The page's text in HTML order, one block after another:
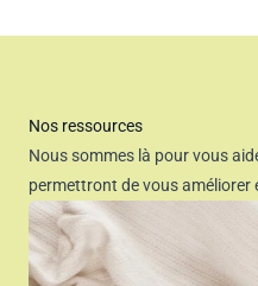
Nos ressources
Nous sommes là pour vous
permettront de vous améliorer